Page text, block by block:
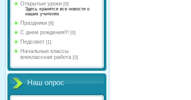
Открытые уроки [0]
Здесь хранятся все новости о
наших учителях
Праздники [6]
С днем рождения!!! [0]
Педсовет [1]
Начальные классы
внеклассная работа [0]
Наш опрос